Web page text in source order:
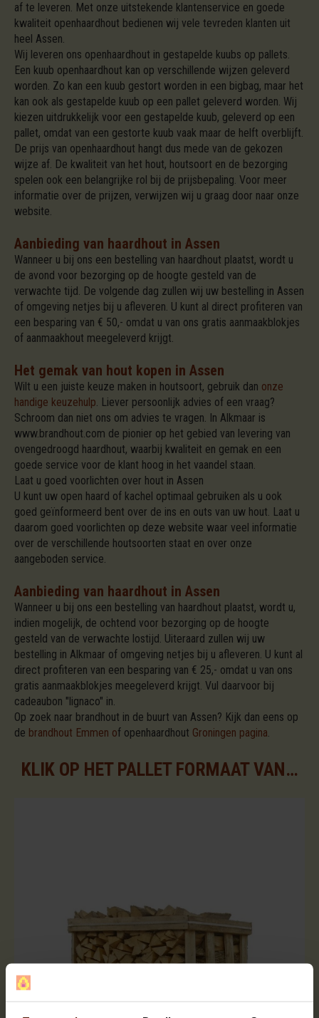
af te leveren. Met onze uitstekende klantenservice en goede
kwaliteit openhaardhout bedienen wij vele tevreden klanten uit
heel Assen.
Wij leveren ons openhaardhout in gestapelde kuubs op pallets.
Een kuub openhaardhout kan op verschillende wijzen geleverd
worden. Zo kan een kuub gestort worden in een bigbag, maar het
kan ook als gestapelde kuub op een pallet geleverd worden. Wij
kiezen uitdrukkelijk voor een gestapelde kuub, geleverd op een
pallet, omdat van een gestorte kuub vaak maar de helft overblijft.
De prijs van openhaardhout hangt dus mede van de gekozen
wijze af. De kwaliteit van het hout, houtsoort en de bezorging
spelen ook een belangrijke rol bij de prijsbepaling. Voor meer
informatie over de prijzen, verwijzen wij u graag door naar onze
website.
Aanbieding van haardhout in Assen
Wanneer u bij ons een bestelling van haardhout plaatst, wordt u
de avond voor bezorging op de hoogte gesteld van de
verwachte tijd. De volgende dag zullen wij uw bestelling in Assen
of omgeving netjes bij u afleveren. U kunt al direct profiteren van
een besparing van € 50,- omdat u van ons gratis aanmaakblokjes
of aanmaakhout meegeleverd krijgt.
Het gemak van hout kopen in Assen
Wilt u een juiste keuze maken in houtsoort, gebruik dan onze
handige keuzehulp. Liever persoonlijk advies of een vraag?
Schroom dan niet ons om advies te vragen. In Alkmaar is
www.brandhout.com de pionier op het gebied van levering van
ovengedroogd haardhout, waarbij kwaliteit en gemak en een
goede service voor de klant hoog in het vaandel staan.
Laat u goed voorlichten over hout in Assen
U kunt uw open haard of kachel optimaal gebruiken als u ook
goed geïnformeerd bent over de ins en outs van uw hout. Laat u
daarom goed voorlichten op deze website waar veel informatie
over de verschillende houtsoorten staat en over onze
aangeboden service.
Aanbieding van haardhout in Assen
Wanneer u bij ons een bestelling van haardhout plaatst, wordt u,
indien mogelijk, de ochtend voor bezorging op de hoogte
gesteld van de verwachte lostijd. Uiteraard zullen wij uw
bestelling in Alkmaar of omgeving netjes bij u afleveren. U kunt al
direct profiteren van een besparing van € 25,- omdat u van ons
gratis aanmaakblokjes meegeleverd krijgt. Vul daarvoor bij
cadeaubon "lignaco" in.
Op zoek naar brandhout in de buurt van Assen? Kijk dan eens op
de brandhout Emmen of openhaardhout Groningen pagina.
KLIK OP HET PALLET FORMAAT VAN UW KEUZE VOOR DE BESCHIKBARE ASSORTIMENTEN